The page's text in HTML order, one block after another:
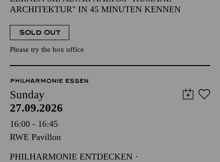
ARCHITEKTUR" IN 45 MINUTEN KENNEN
SOLD OUT
Please try the box office
PHILHARMONIE ESSEN
Sunday
27.09.2026
16:00 - 16:45
RWE Pavillon
PHILHARMONIE ENTDECKEN ·